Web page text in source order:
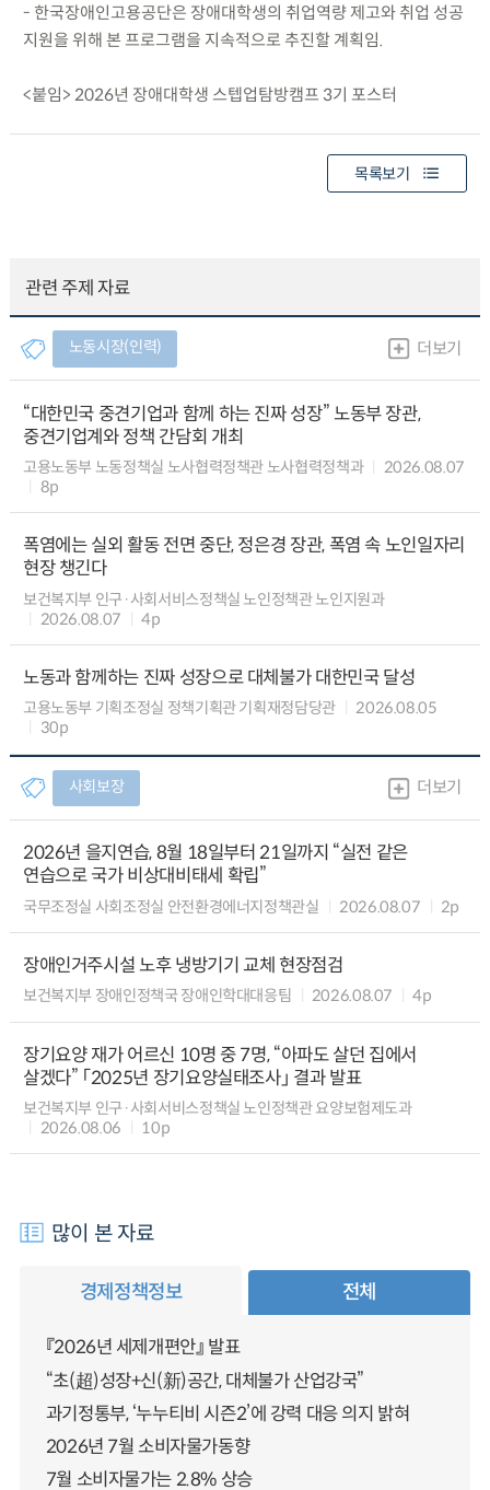
- 한국장애인고용공단은 장애대학생의 취업역량 제고와 취업 성공
지원을 위해 본 프로그램을 지속적으로 추진할 계획임.
<붙임> 2026년 장애대학생 스텝업탐방캠프 3기 포스터
목록보기
관련 주제 자료
노동시장(인력) 더보기
“대한민국 중견기업과 함께 하는 진짜 성장” 노동부 장관,
중견기업계와 정책 간담회 개최
고용노동부 노동정책실 노사협력정책관 노사협력정책과
2026.08.07
8p
폭염에는 실외 활동 전면 중단, 정은경 장관, 폭염 속 노인일자리
현장 챙긴다
보건복지부 인구·사회서비스정책실 노인정책관 노인지원과
2026.08.07
4p
노동과 함께하는 진짜 성장으로 대체불가 대한민국 달성
고용노동부 기획조정실 정책기획관 기획재정담당관
2026.08.05
30p
사회보장 더보기
2026년 을지연습, 8월 18일부터 21일까지 “실전 같은
연습으로 국가 비상대비태세 확립”
국무조정실 사회조정실 안전환경에너지정책관실 2026.08.07 2p
장애인거주시설 노후 냉방기기 교체 현장점검
보건복지부 장애인정책국 장애인학대대응팀 2026.08.07 4p
장기요양 재가 어르신 10명 중 7명, “아파도 살던 집에서
살겠다” 「2025년 장기요양실태조사」 결과 발표
보건복지부 인구·사회서비스정책실 노인정책관 요양보험제도과
2026.08.06
10p
많이 본 자료
경제정책정보 전체
『2026년 세제개편안』 발표
“초(超)성장+신(新)공간, 대체불가 산업강국”
과기정통부, ‘누누티비 시즌2’에 강력 대응 의지 밝혀
2026년 7월 소비자물가동향
7월 소비자물가는 2.8% 상승